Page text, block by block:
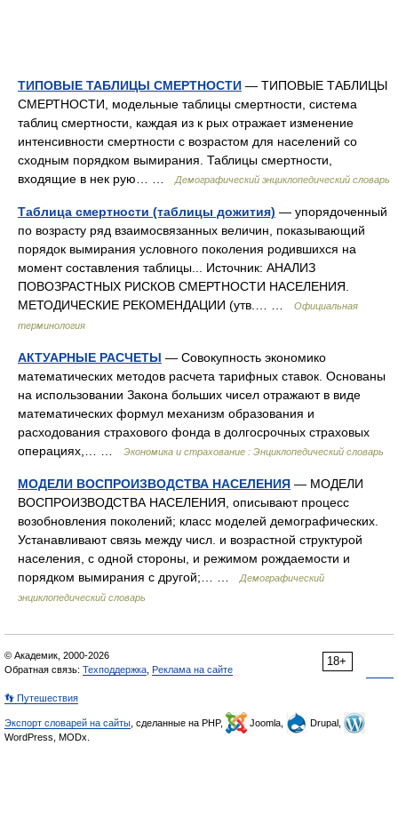
ТИПОВЫЕ ТАБЛИЦЫ СМЕРТНОСТИ — ТИПОВЫЕ ТАБЛИЦЫ
СМЕРТНОСТИ, модельные таблицы смертности, система
таблиц смертности, каждая из к рых отражает изменение
интенсивности смертности с возрастом для населений со
сходным порядком вымирания. Таблицы смертности,
входящие в нек рую… …
Демографический энциклопедический словарь
Таблица смертности (таблицы дожития) — упорядоченный
по возрасту ряд взаимосвязанных величин, показывающий
порядок вымирания условного поколения родившихся на
момент составления таблицы... Источник: АНАЛИЗ
ПОВОЗРАСТНЫХ РИСКОВ СМЕРТНОСТИ НАСЕЛЕНИЯ.
МЕТОДИЧЕСКИЕ РЕКОМЕНДАЦИИ (утв.… …
Официальная
терминология
АКТУАРНЫЕ РАСЧЕТЫ — Совокупность экономико
математических методов расчета тарифных ставок. Основаны
на использовании Закона больших чисел отражают в виде
математических формул механизм образования и
расходования страхового фонда в долгосрочных страховых
операциях,… …
Экономика и страхование : Энциклопедический словарь
МОДЕЛИ ВОСПРОИЗВОДСТВА НАСЕЛЕНИЯ — МОДЕЛИ
ВОСПРОИЗВОДСТВА НАСЕЛЕНИЯ, описывают процесс
возобновления поколений; класс моделей демографических.
Устанавливают связь между числ. и возрастной структурой
населения, с одной стороны, и режимом рождаемости и
порядком вымирания с другой;… …
Демографический
энциклопедический словарь
18+
© Академик, 2000-2026
Обратная связь: Техподдержка Реклама на сайте
👣 Путешествия
Экспорт словарей на сайты , сделанные на PHP, Joomla,
Drupal,
WordPress, MODx.